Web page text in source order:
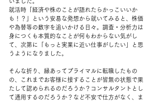
就活時「経済や株のことが語れたらかっこいいか
も！？」という安易な発想から就いてみると、株価
や為替等の数字を追いかける日々。調査・分析力は
身につくも本質的なことが何もわからない気がし
て、次第に「もっと実業に近い仕事がしたい」と思
うようになりました。
そんな折り、縁あってプライマルに転職したもの
の、これまでお客様に接することが皆無の状態で果
たして認められるのだろうか？コンサルタントとし
て通用するのだろうか？など不安で仕方がなく、ま